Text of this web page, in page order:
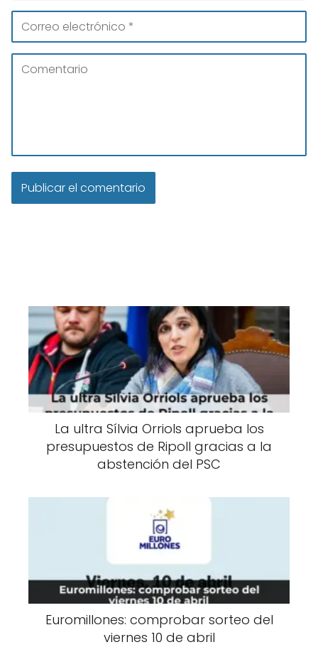
La ultra Sílvia Orriols aprueba los
presupuestos de Ripoll gracias a la
abstención del PSC
Euromillones: comprobar sorteo del
viernes 10 de abril